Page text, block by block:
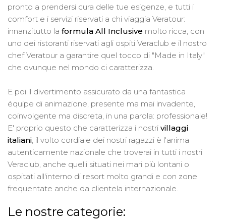
pronto a prendersi cura delle tue esigenze, e tutti i
comfort e i servizi riservati a chi viaggia Veratour:
innanzitutto la formula All Inclusive molto ricca, con
uno dei ristoranti riservati agli ospiti Veraclub e il nostro
chef Veratour a garantire quel tocco di "Made in Italy"
che ovunque nel mondo ci caratterizza.
E poi il divertimento assicurato da una fantastica
équipe di animazione, presente ma mai invadente,
coinvolgente ma discreta, in una parola: professionale!
E' proprio questo che caratterizza i nostri villaggi
italiani , il volto cordiale dei nostri ragazzi è l'anima
autenticamente nazionale che troverai in tutti i nostri
Veraclub, anche quelli situati nei mari più lontani o
ospitati all'interno di resort molto grandi e con zone
frequentate anche da clientela internazionale.
Le nostre categorie: